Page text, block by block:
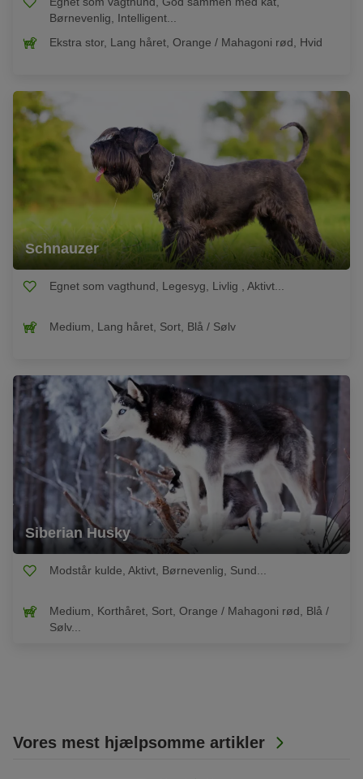
Børnevenlig, Intelligent...
Ekstra stor, Lang håret, Orange / Mahagoni rød, Hvid
Schnauzer
Egnet som vagthund, Legesyg, Livlig , Aktivt...
Medium, Lang håret, Sort, Blå / Sølv
Siberian Husky
Modstår kulde, Aktivt, Børnevenlig, Sund...
Medium, Korthåret, Sort, Orange / Mahagoni rød, Blå /
Sølv...
Vores mest hjælpsomme artikler